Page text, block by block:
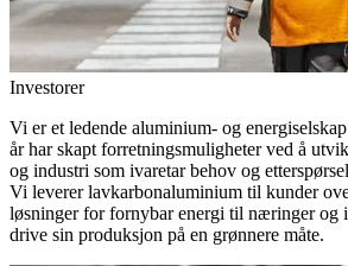
Investorer
Vi er et ledende aluminium- og
år har skapt forretningsmuligheter ved å
og industri som ivaretar behov og
Vi leverer lavkarbonaluminium til kunder
løsninger for fornybar energi til næringer og
drive sin produksjon på en grønnere måte.